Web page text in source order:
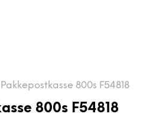
800s F54818
800s F54818